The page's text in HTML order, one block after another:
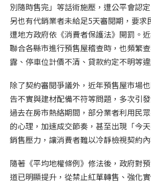
別隨時售完」等話術施壓，遭公平會認
另也有代銷業者未給足5天審閱期，要求
遭地方政府依《消費者保護法》開罰。
聯合各縣市進行預售屋稽查時，也頻繁
露、停車位計價不清、貸款約定不明等
除了契約審閱爭議外，近年預售屋市場
告不實與建材配備不符等問題，多次引
過去在房市熱絡期間，部分業者利用民眾
的心理，加速成交節奏，甚至出現「今
銷售壓力，讓消費者難以冷靜檢視契約內
隨著《平均地權條例》修法後，政府對
道已明顯提升，從禁止紅單轉售、強化